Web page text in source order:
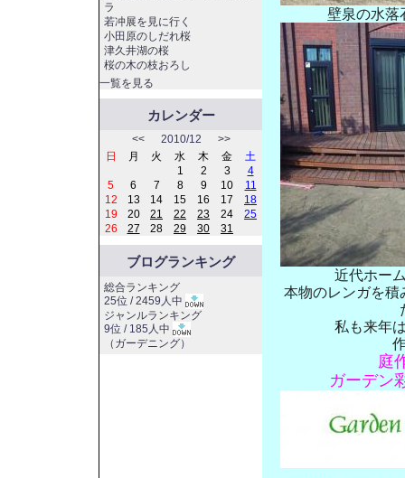
壁泉の水落
近代ホー
本物のレンガを積
私も来年
庭
ガーデン
ラ
若冲展を見に行く
小田原のしだれ桜
津久井湖の桜
桜の木の枝おろし
一覧を見る
カレンダー
<<2010/12 >>
日
月 火 水 木 金
土
1
2 3
4
5
6 7 8 9 10
11
12
13 14 15 16 17
18
19
20 21 22 23 24
25
26
27 28 29 30 31
ブログランキング
総合ランキング
25位 / 2459人中
ジャンルランキング
9位 / 185人中
（ ガーデニング）